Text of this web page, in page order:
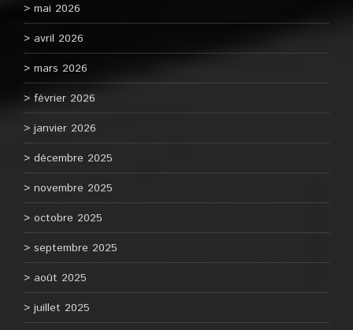
mai 2026
avril 2026
mars 2026
février 2026
janvier 2026
décembre 2025
novembre 2025
octobre 2025
septembre 2025
août 2025
juillet 2025